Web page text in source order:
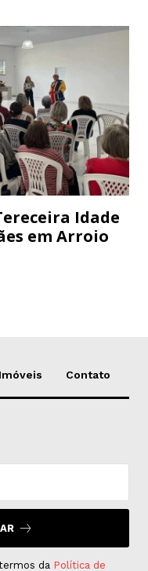
Idade
em Arroio
Imóveis Contato
da Política de